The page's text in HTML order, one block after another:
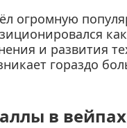
огромную
и развития
гораздо
в вейпах